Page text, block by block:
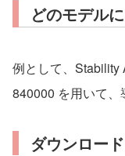
どのモデル
例として、Stability
840000 を用いて、
ダウンロード